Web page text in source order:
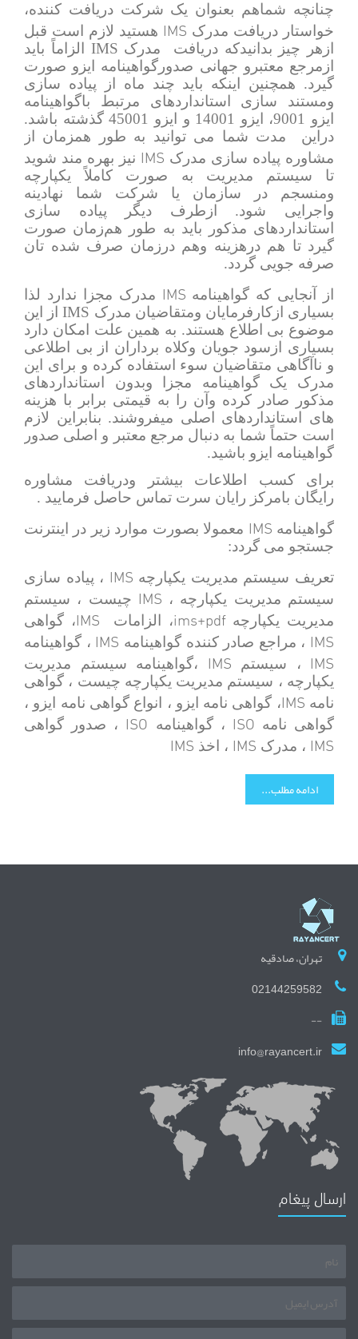
چنانچه شماهم بعنوان یک شرکت دریافت کننده،
خواستار دریافت مدرک IMS هستید لازم است قبل
ازهر چیز بدانیدکه دریافت مدرک IMS
الزاماً باید
ازمرجع معتبرو جهانی صدورگواهینامه ایزو صورت
گیرد. همچنین اینکه باید چند ماه از پیاده سازی
ومستند سازی استانداردهای مرتبط باگواهینامه
ایزو 9001، ایزو 14001 و ایزو 45001 گذشته باشد.
دراین مدت شما می توانید به طور همزمان از
مشاوره پیاده سازی مدرک IMS نیز بهره مند شوید
تا سیستم مدیریت به صورت کاملاً یکپارچه
ومنسجم در سازمان یا شرکت شما نهادینه
واجرایی شود. ازطرف دیگر پیاده سازی
استانداردهای مذکور باید به طور هم‌زمان صورت
گیرد تا هم درهزینه وهم درزمان صرف شده تان
صرفه جویی گردد.
از آنجایی که گواهینامه IMS مدرک مجزا ندارد لذا
بسیاری ازکارفرمایان ومتقاضیان مدرک IMS از این
موضوع بی اطلاع هستند. به همین علت امکان دارد
بسیاری ازسود جویان وکلاه برداران از بی اطلاعی
و ناآگاهی متقاضیان سوء استفاده کرده و برای این
مدرک یک گواهینامه مجزا وبدون استانداردهای
مذکور صادر کرده وآن را به قیمتی برابر با هزینه
های استانداردهای اصلی میفروشند. بنابراین لازم
است حتماً شما به دنبال مرجع معتبر و اصلی صدور
گواهینامه ایزو باشید.
برای کسب اطلاعات بیشتر ودریافت مشاوره
رایگان بامرکز رایان سرت تماس حاصل فرمایید .
گواهینامه IMS معمولا بصورت موارد زیر در اینترنت
جستجو می گردد:
تعریف سیستم مدیریت یکپارچه IMS ، پیاده سازی
سیستم مدیریت یکپارچه ، IMS چیست ، سیستم
مدیریت یکپارچهims+pdf، الزامات IMS، گواهی
IMS ، مراجع صادر کننده گواهینامه IMS ، گواهینامه
IMS ، سیستم IMS ،گواهینامه سیستم مدیریت
یکپارچه ، سیستم مدیریت یکپارچه چیست ، گواهی
نامه IMS، گواهی نامه ایزو ، انواع گواهی نامه ایزو ،
گواهی نامه ISO ، گواهینامه ISO ، صدور گواهی
IMS ، مدرک IMS ، اخذ IMS
ادامه مطلب...
تهران، صادقیه
02144259582
--
info@rayancert.ir
ارسال پیغام